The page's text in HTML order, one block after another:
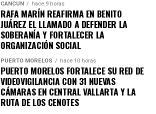
CANCÚN hace 9 horas
RAFA MARÍN REAFIRMA EN BENITO
JUÁREZ EL LLAMADO A DEFENDER LA
SOBERANÍA Y FORTALECER LA
ORGANIZACIÓN SOCIAL
PUERTO MORELOS hace 10 horas
PUERTO MORELOS FORTALECE SU RED DE
VIDEOVIGILANCIA CON 31 NUEVAS
CÁMARAS EN CENTRAL VALLARTA Y LA
RUTA DE LOS CENOTES